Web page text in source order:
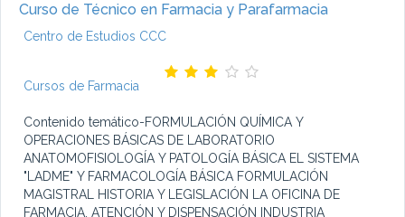
Curso de Técnico en Farmacia y Parafarmacia
Centro de Estudios CCC
Cursos de Farmacia
Contenido temático-FORMULACIÓN QUÍMICA Y
OPERACIONES BÁSICAS DE LABORATORIO
ANATOMOFISIOLOGÍA Y PATOLOGÍA BÁSICA EL SISTEMA
"LADME" Y FARMACOLOGÍA BÁSICA FORMULACIÓN
MAGISTRAL HISTORIA Y LEGISLACIÓN LA OFICINA DE
FARMACIA, ATENCIÓN Y DISPENSACIÓN INDUSTRIA